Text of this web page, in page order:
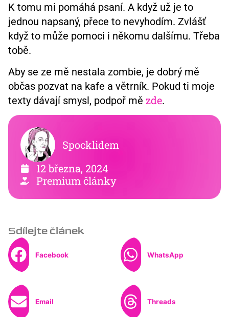
K tomu mi pomáhá psaní. A když už je to
jednou napsaný, přece to nevyhodím. Zvlášť
když to může pomoci i někomu dalšímu. Třeba
tobě.
Aby se ze mě nestala zombie, je dobrý mě
občas pozvat na kafe a větrník. Pokud ti moje
texty dávají smysl, podpoř mě zde.
Spocklidem
12 března, 2024
Premium články
Sdílejte článek
Facebook WhatsApp
Email Threads